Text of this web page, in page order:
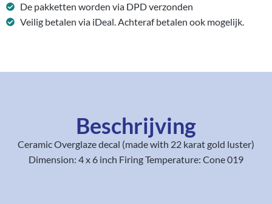
De pakketten worden via DPD verzonden
Veilig betalen via iDeal. Achteraf betalen ook mogelijk.
Beschrijving
Ceramic Overglaze decal (made with 22 karat gold luster)
Dimension: 4 x 6 inch Firing Temperature: Cone 019